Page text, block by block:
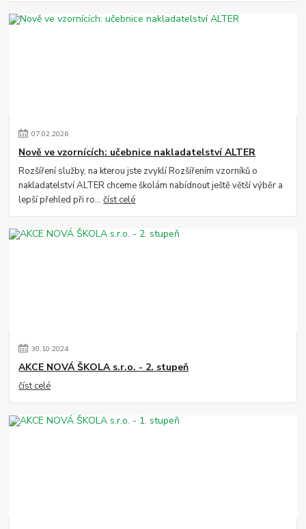
07.02.2026
Nově ve vzornících: učebnice nakladatelství ALTER
Rozšíření služby, na kterou jste zvyklí Rozšířením vzorníků o
nakladatelství ALTER chceme školám nabídnout ještě větší výběr a
lepší přehled při ro...číst celé
30.10.2024
AKCE NOVÁ ŠKOLA s.r.o. - 2. stupeň
číst celé